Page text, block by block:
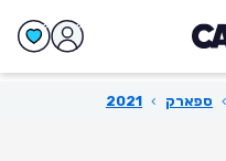
› ספארק ›
2021